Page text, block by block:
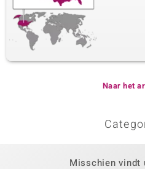
Naar het
Misschien